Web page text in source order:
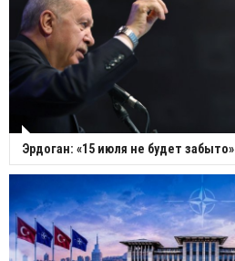
Эрдоган: «15 июля не будет забыто»